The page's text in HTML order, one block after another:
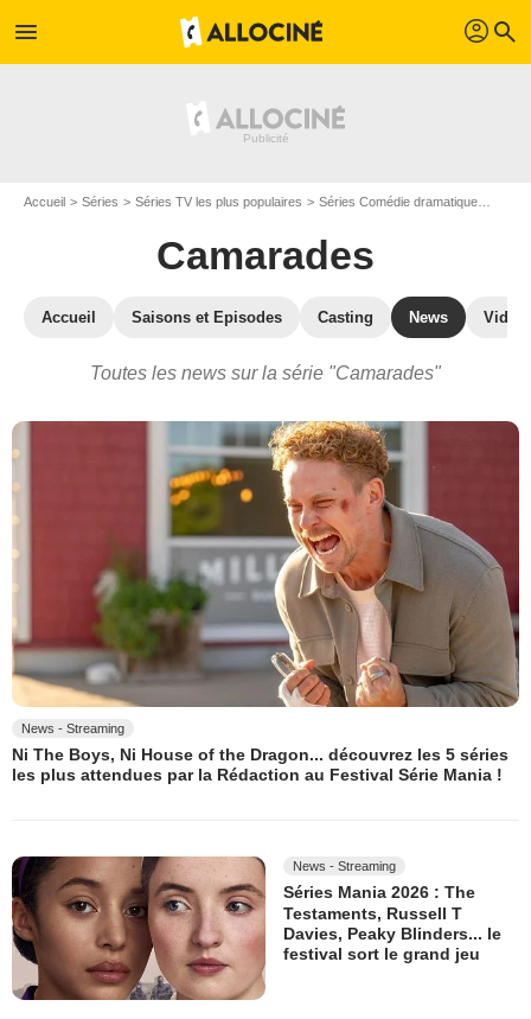
menu profil search
Accueil Séries Séries TV les plus populaires Séries Comédie dramatique
Camarades
Accueil Saisons et Episodes Casting News
Toutes les news sur la série "Camarades"
News - Streaming
Ni The Boys, Ni House of the Dragon... découvrez les 5 séries
les plus attendues par la Rédaction au Festival Série Mania !
News - Streaming
Séries Mania 2026 : The
Testaments, Russell T
Davies, Peaky Blinders... le
festival sort le grand jeu